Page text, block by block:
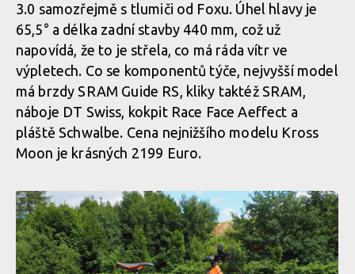
3.0 samozřejmě s tlumiči od Foxu. Úhel hlavy je
65,5° a délka zadní stavby 440 mm, což už
napovídá, že to je střela, co má ráda vítr ve
výpletech. Co se komponentů týče, nejvyšší model
má brzdy SRAM Guide RS, kliky taktéž SRAM,
náboje DT Swiss, kokpit Race Face Aeffect a
pláště Schwalbe. Cena nejnižšího modelu Kross
Moon je krásných 2199 Euro.